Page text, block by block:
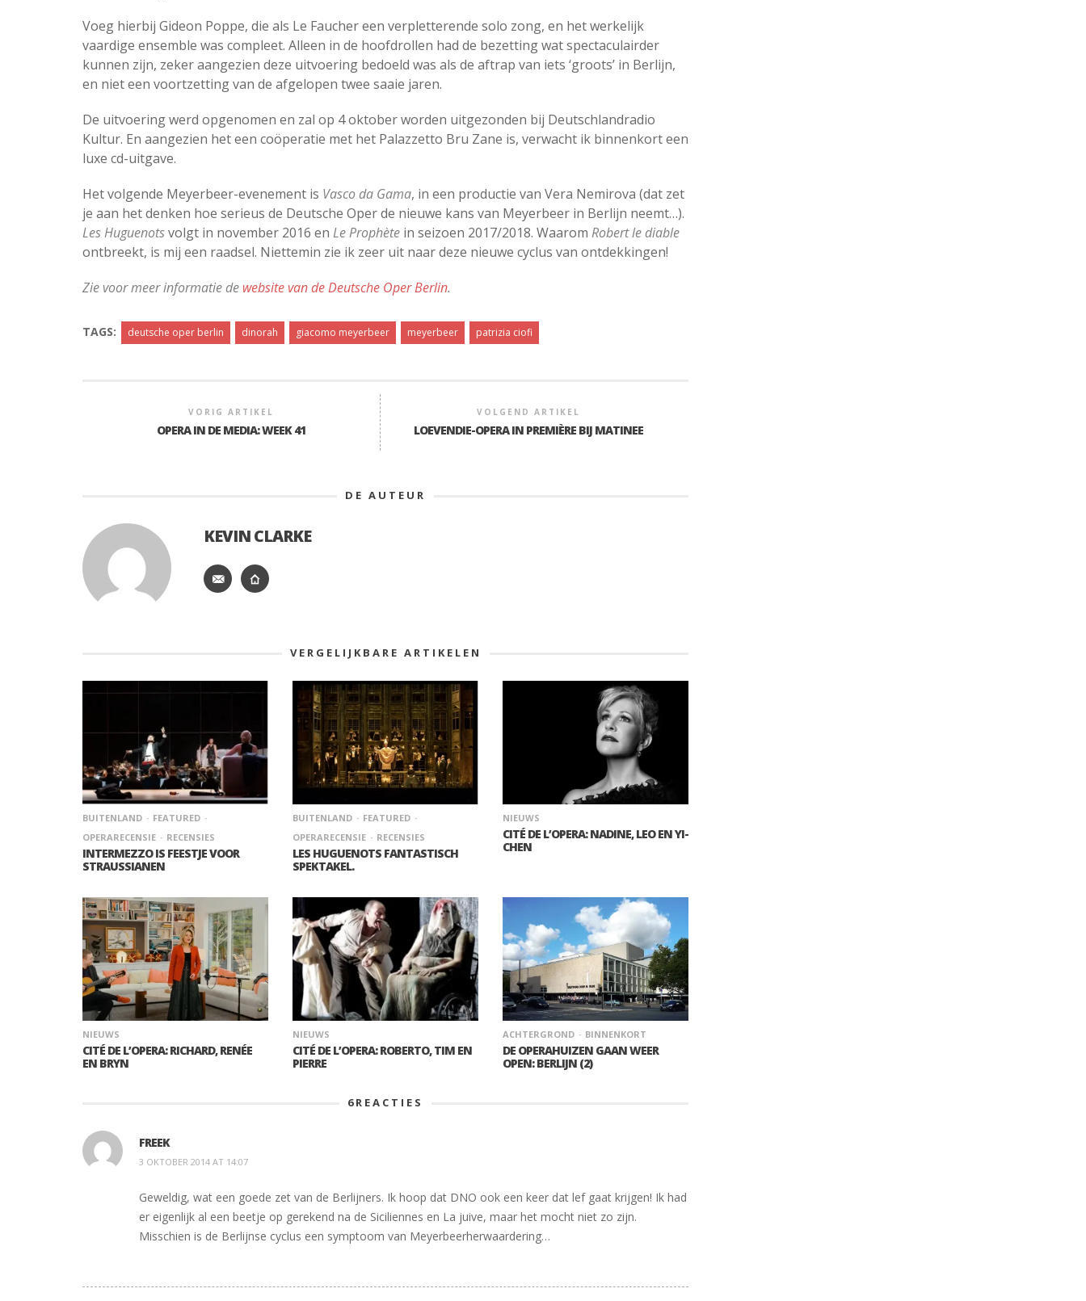
Voeg hierbij Gideon Poppe, die als Le Faucher een verpletterende solo zong, en het werkelijk
vaardige ensemble was compleet. Alleen in de hoofdrollen had de bezetting wat spectaculairder
kunnen zijn, zeker aangezien deze uitvoering bedoeld was als de aftrap van iets ‘groots’ in Berlijn,
en niet een voortzetting van de afgelopen twee saaie jaren.
De uitvoering werd opgenomen en zal op 4 oktober worden uitgezonden bij Deutschlandradio
Kultur. En aangezien het een coöperatie met het Palazzetto Bru Zane is, verwacht ik binnenkort een
luxe cd-uitgave.
Het volgende Meyerbeer-evenement is Vasco da Gama, in een productie van Vera Nemirova (dat zet
je aan het denken hoe serieus de Deutsche Oper de nieuwe kans van Meyerbeer in Berlijn neemt…).
Les Huguenotsvolgt in november 2016 en Le Prophète in seizoen 2017/2018. Waarom Robert le diable
ontbreekt, is mij een raadsel. Niettemin zie ik zeer uit naar deze nieuwe cyclus van ontdekkingen!
Zie voor meer informatie de website van de Deutsche Oper Berlin.
TAGS: deutsche oper berlin dinorah giacomo meyerbeer meyerbeer patrizia ciofi
VORIG ARTIKEL
OPERA IN DE MEDIA: WEEK 41
VOLGEND ARTIKEL
LOEVENDIE-OPERA IN PREMIÈRE BIJ MATINEE
DE AUTEUR
KEVIN CLARKE
VERGELIJKBARE ARTIKELEN
BUITENLAND
FEATURED
OPERARECENSIE
RECENSIES
INTERMEZZO IS FEESTJE VOOR
STRAUSSIANEN
BUITENLAND
FEATURED
OPERARECENSIE
RECENSIES
LES HUGUENOTS FANTASTISCH
SPEKTAKEL.
NIEUWS
CITÉ DE L’OPERA: NADINE, LEO EN YI-
CHEN
NIEUWS
CITÉ DE L’OPERA: RICHARD, RENÉE
EN BRYN
NIEUWS
CITÉ DE L’OPERA: ROBERTO, TIM EN
PIERRE
ACHTERGROND BINNENKORT
DE OPERAHUIZEN GAAN WEER
OPEN: BERLIJN (2)
6REACTIES
FREEK
3 OKTOBER 2014 AT 14:07
Geweldig, wat een goede zet van de Berlijners. Ik hoop dat DNO ook een keer dat lef gaat krijgen! Ik had
er eigenlijk al een beetje op gerekend na de Siciliennes en La juive, maar het mocht niet zo zijn.
Misschien is de Berlijnse cyclus een symptoom van Meyerbeerherwaardering…